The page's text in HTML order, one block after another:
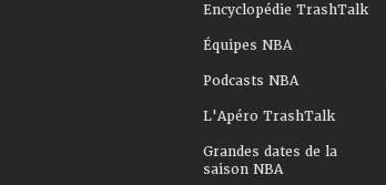
Encyclopédie TrashTalk
Équipes NBA
Podcasts NBA
L'Apéro TrashTalk
Grandes dates de la
saison NBA